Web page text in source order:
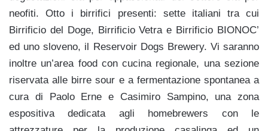
neofiti. Otto i birrifici presenti: sette italiani tra cui
Birrificio del Doge, Birrificio Vetra e Birrificio BIONOC’
ed uno sloveno, il Reservoir Dogs Brewery. Vi saranno
inoltre un’area food con cucina regionale, una sezione
riservata alle birre sour e a fermentazione spontanea a
cura di Paolo Erne e Casimiro Sampino, una zona
espositiva dedicata agli homebrewers con le